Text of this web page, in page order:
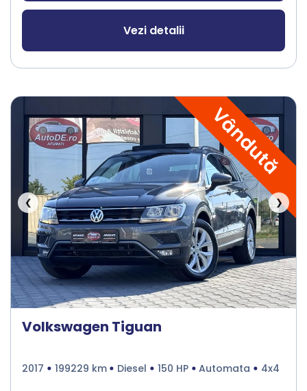
Vezi detalii
Vândută
❮ ❯
Volkswagen Tiguan
2017 199229 km Diesel 150 HP Automata 4x4